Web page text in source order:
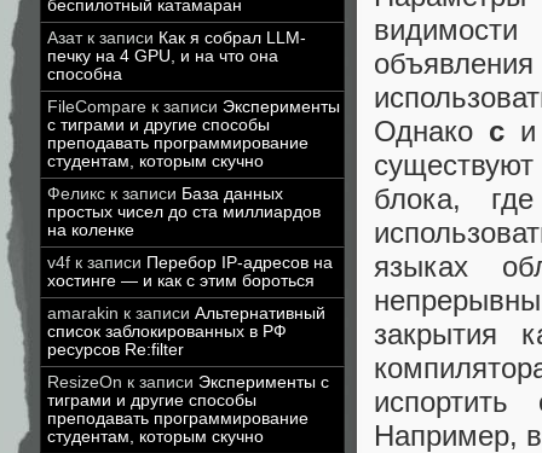
беспилотный катамаран
Азатк записи Как я собрал LLM-
печку на 4 GPU, и на что она
способна
FileCompare к записи Эксперименты
с тиграми и другие способы
преподавать программирование
студентам, которым скучно
Феликс к записи База данных
простых чисел до ста миллиардов
на коленке
v4f к записи Перебор IP-адресов на
хостинге — и как с этим бороться
amarakin к записи Альтернативный
список заблокированных в РФ
ресурсов Re:filter
ResizeOn к записи Эксперименты с
тиграми и другие способы
преподавать программирование
студентам, которым скучно
Однако с
блока,
языках
закрытия
Например,